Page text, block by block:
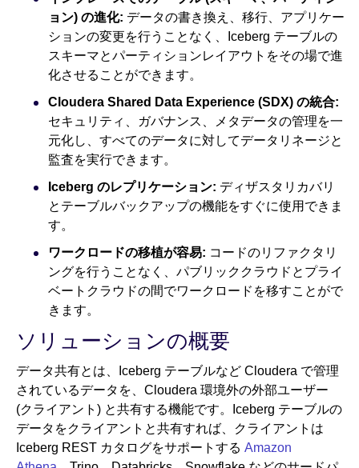
ョン) の進化: データの書き換え、移行、アプリケー
ションの変更を行うことなく、Iceberg テーブルの
スキーマとパーティションレイアウトをその場で進
化させることができます。
Cloudera Shared Data Experience (SDX) の統合:
セキュリティ、ガバナンス、メタデータの管理を一
元化し、すべてのデータに対してデータリネージと
監査を実行できます。
Iceberg のレプリケーション: ディザスタリカバリ
とテーブルバックアップの機能をすぐに使用できま
す。
ワークロードの移植が容易: コードのリファクタリ
ングを行うことなく、パブリッククラウドとプライ
ベートクラウドの間でワークロードを移すことがで
きます。
ソリューションの概要
データ共有とは、Iceberg テーブルなど Cloudera で管理
されているデータを、Cloudera 環境外の外部ユーザー
(クライアント) と共有する機能です。Iceberg テーブルの
データをクライアントと共有すれば、クライアントは
Iceberg REST カタログをサポートする Amazon